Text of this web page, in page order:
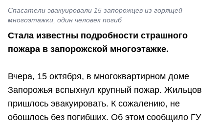
Спасатели эвакуировали 15 запорожцев из горящей
многоэтажки, один человек погиб
Стала известны подробности страшного
пожара в запорожской многоэтажке.
Вчера, 15 октября, в многоквартирном доме
Запорожья вспыхнул крупный пожар. Жильцов
пришлось эвакуировать. К сожалению, не
обошлось без погибших. Об этом сообщило ГУ